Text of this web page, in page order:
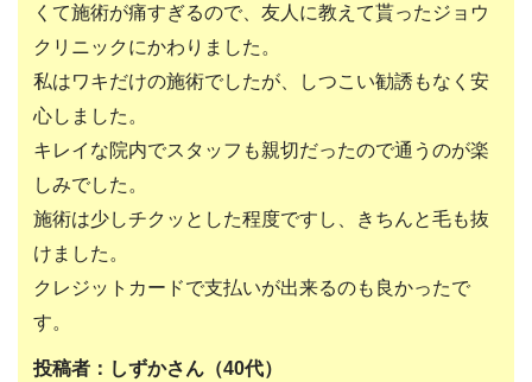
くて施術が痛すぎるので、友人に教えて貰ったジョウ
クリニックにかわりました。
私はワキだけの施術でしたが、しつこい勧誘もなく安
心しました。
キレイな院内でスタッフも親切だったので通うのが楽
しみでした。
施術は少しチクッとした程度ですし、きちんと毛も抜
けました。
クレジットカードで支払いが出来るのも良かったで
す。
投稿者：しずかさん（40代）